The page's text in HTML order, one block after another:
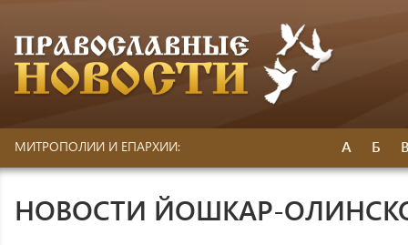
МИТРОПОЛИИ И ЕПАРХИИ: А Б
НОВОСТИ ЙОШКАР-